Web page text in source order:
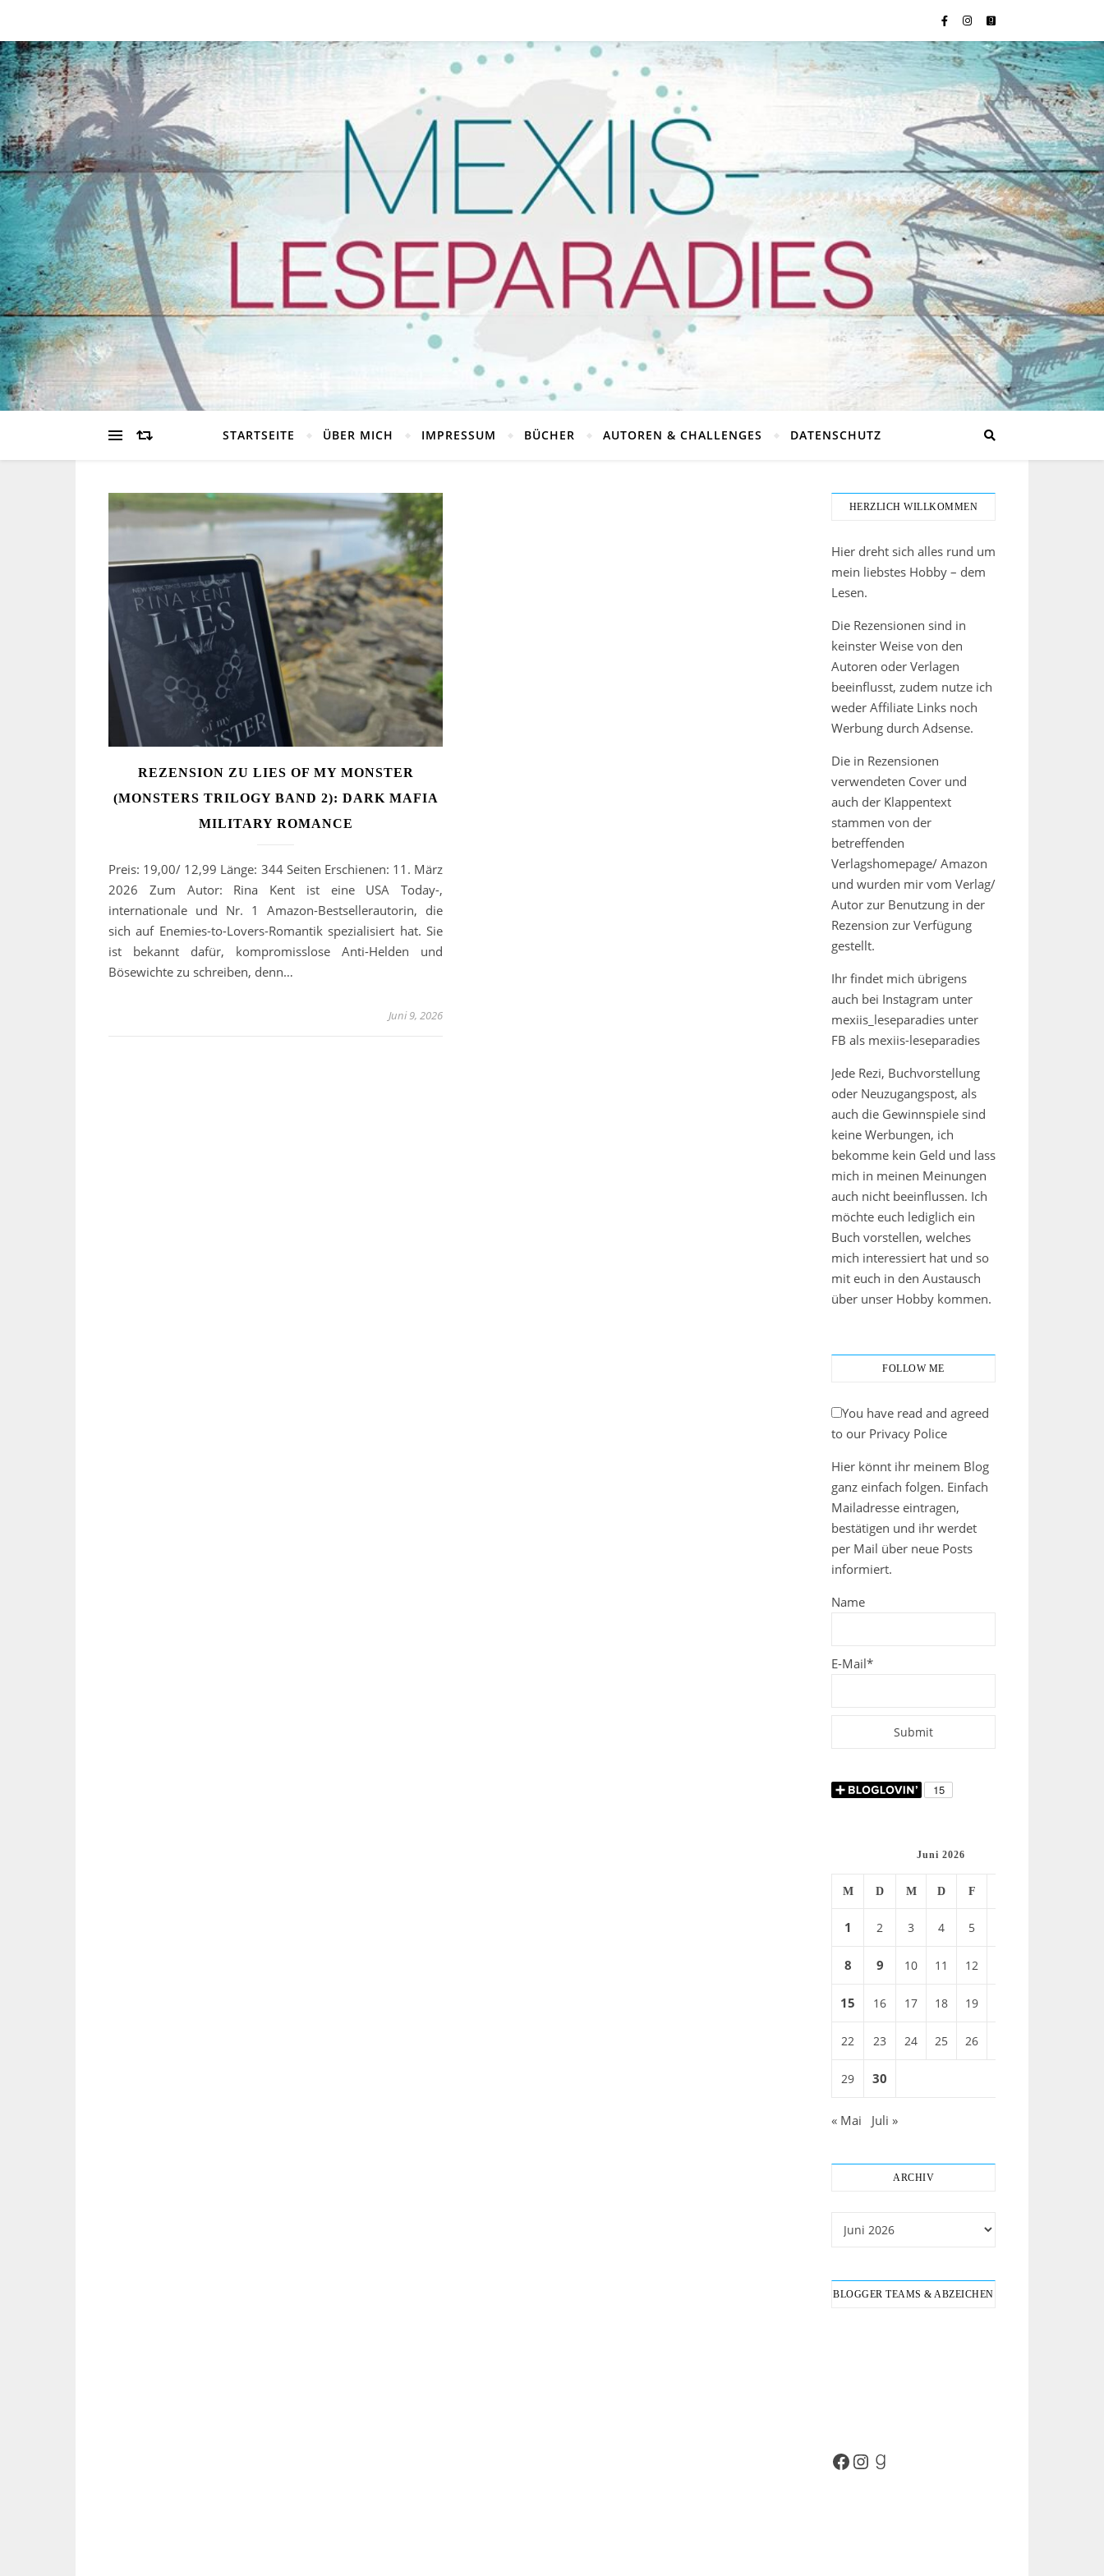
STARTSEITE ÜBER MICH IMPRESSUM BÜCHER AUTOREN & CHALLENGES DATENSCHUTZ
REZENSION ZU LIES OF MY MONSTER
(MONSTERS TRILOGY BAND 2): DARK MAFIA
MILITARY ROMANCE
Preis: 19,00/ 12,99 Länge: 344 Seiten Erschienen: 11. März
2026 Zum Autor: Rina Kent ist eine USA Today-,
internationale und Nr. 1 Amazon-Bestsellerautorin, die
sich auf Enemies-to-Lovers-Romantik spezialisiert hat. Sie
ist bekannt dafür, kompromisslose Anti-Helden und
Bösewichte zu schreiben, denn…
Juni 9, 2026
HERZLICH WILLKOMMEN
Hier dreht sich alles rund um
mein liebstes Hobby – dem
Lesen.
Die Rezensionen sind in
keinster Weise von den
Autoren oder Verlagen
beeinflusst, zudem nutze ich
weder Affiliate Links noch
Werbung durch Adsense.
Die in Rezensionen
verwendeten Cover und
auch der Klappentext
stammen von der
betreffenden
Verlagshomepage/ Amazon
und wurden mir vom Verlag/
Autor zur Benutzung in der
Rezension zur Verfügung
gestellt.
Ihr findet mich übrigens
auch bei Instagram unter
mexiis_leseparadies unter
FB als mexiis-leseparadies
Jede Rezi, Buchvorstellung
oder Neuzugangspost, als
auch die Gewinnspiele sind
keine Werbungen, ich
bekomme kein Geld und lass
mich in meinen Meinungen
auch nicht beeinflussen. Ich
möchte euch lediglich ein
Buch vorstellen, welches
mich interessiert hat und so
mit euch in den Austausch
über unser Hobby kommen.
FOLLOW ME
You have read and agreed
to our Privacy Police
Hier könnt ihr meinem Blog
ganz einfach folgen. Einfach
Mailadresse eintragen,
bestätigen und ihr werdet
per Mail über neue Posts
informiert.
Name
E-Mail*
Juni 2026
M D M D F
1 2 3 4 5
8 9 10 11 12
15 16 17 18 19
22 23 24 25 26
29 30
« Mai Juli »
ARCHIV
Archiv
BLOGGER TEAMS & ABZEICHEN
Facebook
Instagram
Goodreads